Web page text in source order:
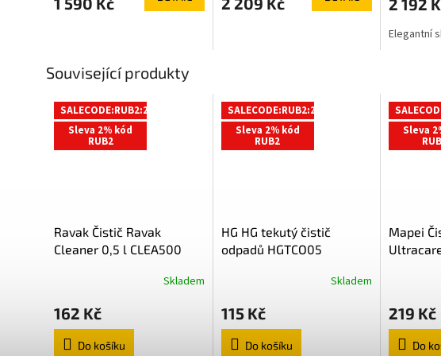
Související produkty
SALECODE:RUB2:2:%
Sleva 2% kód
RUB2
Ravak Čistič Ravak
Cleaner 0,5 l CLEA500
Skladem
162 Kč
Do košíku
SALECODE:RUB2:2:%
Sleva 2% kód
RUB2
HG HG tekutý čistič
odpadů HGTCO05
Skladem
115 Kč
Do košíku
Sleva
Mapei
219 Kč
Do
2 192
Elegantní